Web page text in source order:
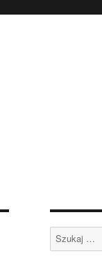
Szukaj: